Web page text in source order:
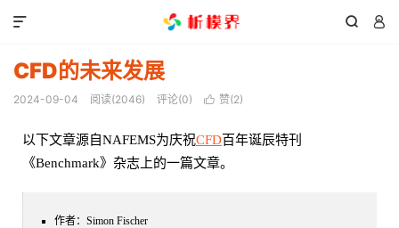
 

CFD的未来发展
2024-09-04 阅读(2046) 评论(0)  赞(2)
以下文章源自NAFEMS为庆祝CFD百年诞辰特刊
《Benchmark》杂志上的一篇文章。
作者：Simon Fischer